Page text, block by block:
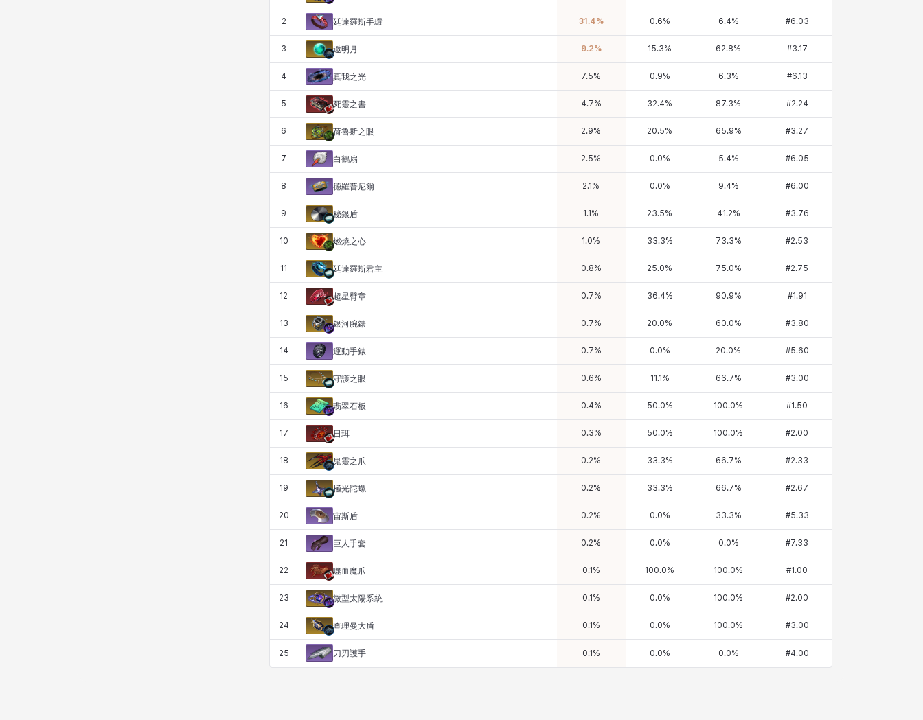
2 廷達羅斯手環 31.4% 0.6% 6.4% #6.03
3 邀明月 9.2% 15.3% 62.8% #3.17
4 真我之光 7.5% 0.9% 6.3% #6.13
5 死靈之書 4.7% 32.4% 87.3% #2.24
6 荷魯斯之眼 2.9% 20.5% 65.9% #3.27
7 白鶴扇 2.5% 0.0% 5.4% #6.05
8 德羅普尼爾 2.1 % 0.0% 9.4% #6.00
9 秘銀盾 1.1 % 23.5% 41.2% #3.76
10 燃燒之心 1.0% 33.3% 73.3% #2.53
11 廷達羅斯君主 0.8% 25.0% 75.0% #2.75
12 超星臂章 0.7% 36.4% 90.9% #1.91
13 銀河腕錶 0.7% 20.0% 60.0% #3.80
14 運動手錶 0.7% 0.0% 20.0% #5.60
15 守護之眼 0.6% 11.1 % 66.7% #3.00
16 翡翠石板 0.4% 50.0% 100.0% #1.50
17 日珥 0.3% 50.0% 100.0% #2.00
18 鬼靈之爪 0.2% 33.3% 66.7% #2.33
19 極光陀螺 0.2% 33.3% 66.7% #2.67
20 宙斯盾 0.2% 0.0% 33.3% #5.33
21 巨人手套 0.2% 0.0% 0.0% #7.33
22 噬血魔爪 0.1 % 100.0% 100.0% #1.00
23 微型太陽系統 0.1 % 0.0% 100.0% #2.00
24 查理曼大盾 0.1 % 0.0% 100.0% #3.00
25 刀刃護手 0.1 % 0.0% 0.0% #4.00